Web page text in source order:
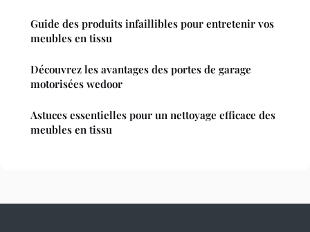
Guide des produits infaillibles pour entretenir vos
meubles en tissu
Découvrez les avantages des portes de garage
motorisées wedoor
Astuces essentielles pour un nettoyage efficace des
meubles en tissu